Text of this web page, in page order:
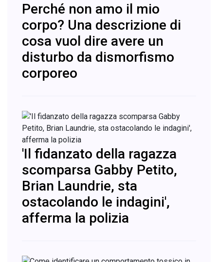
Perché non amo il mio
corpo? Una descrizione di
cosa vuol dire avere un
disturbo da dismorfismo
corporeo
'Il fidanzato della ragazza
scomparsa Gabby Petito,
Brian Laundrie, sta
ostacolando le indagini',
afferma la polizia